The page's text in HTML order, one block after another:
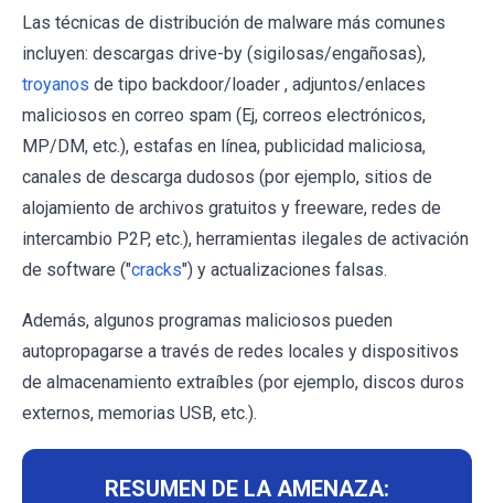
Las técnicas de distribución de malware más comunes
incluyen: descargas drive-by (sigilosas/engañosas),
troyanos de tipo backdoor/loader , adjuntos/enlaces
maliciosos en correo spam (Ej, correos electrónicos,
MP/DM, etc.), estafas en línea, publicidad maliciosa,
canales de descarga dudosos (por ejemplo, sitios de
alojamiento de archivos gratuitos y freeware, redes de
intercambio P2P, etc.), herramientas ilegales de activación
de software ("cracks") y actualizaciones falsas.
Además, algunos programas maliciosos pueden
autopropagarse a través de redes locales y dispositivos
de almacenamiento extraíbles (por ejemplo, discos duros
externos, memorias USB, etc.).
RESUMEN DE LA AMENAZA: